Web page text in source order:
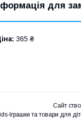
для
365 ₴
Сайт